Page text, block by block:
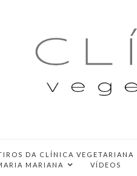
DA CLÍNICA VEGETARIANA
MARIANA VÍDEOS